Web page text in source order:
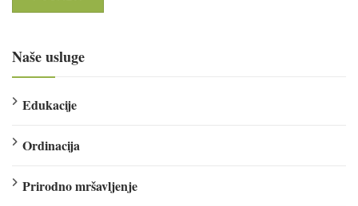
Naše usluge
Edukacije
Ordinacija
Prirodno mršavljenje